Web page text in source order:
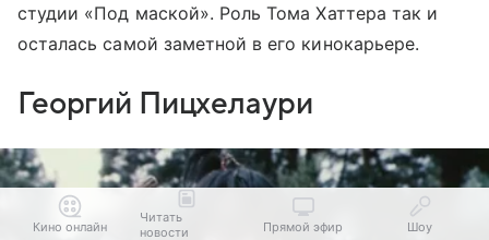
студии «Под маской». Роль Тома Хаттера так и
осталась самой заметной в его кинокарьере.
Георгий Пицхелаури
Кино онлайн
Читать
новости
Прямой эфир Шоу